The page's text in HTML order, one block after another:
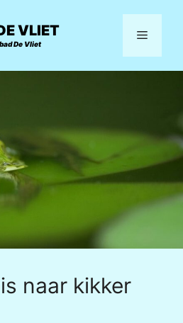
VLIET
De Vliet
Menu
naar kikker